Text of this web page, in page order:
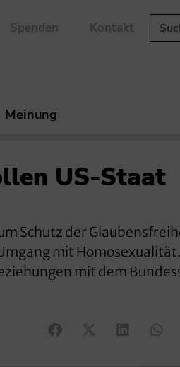
Spenden Kontakt
Meinung
US-Staat
Schutz der
mit Homosexualität.
mit dem